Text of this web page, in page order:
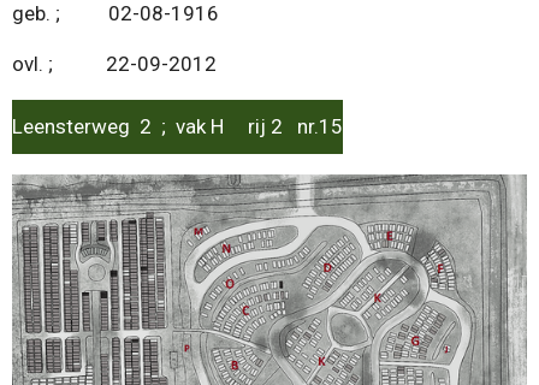
geb. ; 02-08-1916
ovl. ; 22-09-2012
Leensterweg 2 ; vak H rij 2 nr.15